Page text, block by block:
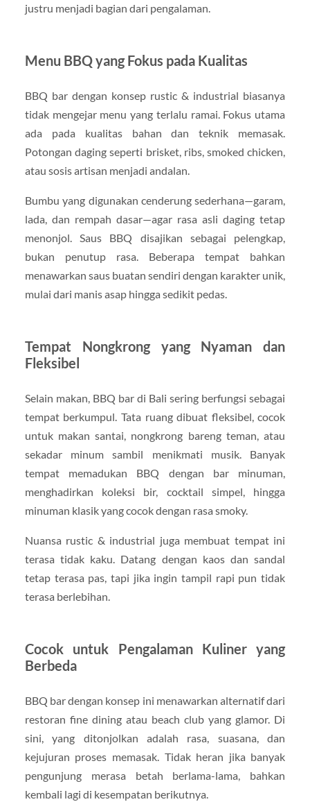
justru menjadi bagian dari pengalaman.
Menu BBQ yang Fokus pada Kualitas
BBQ bar dengan konsep rustic & industrial biasanya
tidak mengejar menu yang terlalu ramai. Fokus utama
ada pada kualitas bahan dan teknik memasak.
Potongan daging seperti brisket, ribs, smoked chicken,
atau sosis artisan menjadi andalan.
Bumbu yang digunakan cenderung sederhana—garam,
lada, dan rempah dasar—agar rasa asli daging tetap
menonjol. Saus BBQ disajikan sebagai pelengkap,
bukan penutup rasa. Beberapa tempat bahkan
menawarkan saus buatan sendiri dengan karakter unik,
mulai dari manis asap hingga sedikit pedas.
Tempat Nongkrong yang Nyaman dan
Fleksibel
Selain makan, BBQ bar di Bali sering berfungsi sebagai
tempat berkumpul. Tata ruang dibuat fleksibel, cocok
untuk makan santai, nongkrong bareng teman, atau
sekadar minum sambil menikmati musik. Banyak
tempat memadukan BBQ dengan bar minuman,
menghadirkan koleksi bir, cocktail simpel, hingga
minuman klasik yang cocok dengan rasa smoky.
Nuansa rustic & industrial juga membuat tempat ini
terasa tidak kaku. Datang dengan kaos dan sandal
tetap terasa pas, tapi jika ingin tampil rapi pun tidak
terasa berlebihan.
Cocok untuk Pengalaman Kuliner yang
Berbeda
BBQ bar dengan konsep ini menawarkan alternatif dari
restoran fine dining atau beach club yang glamor. Di
sini, yang ditonjolkan adalah rasa, suasana, dan
kejujuran proses memasak. Tidak heran jika banyak
pengunjung merasa betah berlama-lama, bahkan
kembali lagi di kesempatan berikutnya.